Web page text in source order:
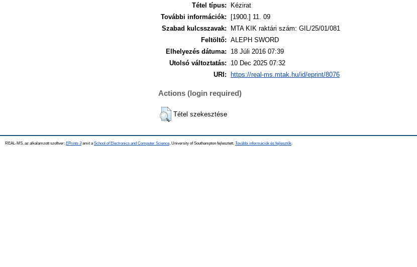
Tétel típus:
Kézirat
További információk:
[1900.] 11. 09
Szabad kulcsszavak:
MTA KIK raktári szám: GIL/25/01/081
Feltöltő: ALEPH SWORD
Elhelyezés dátuma:
18 Júli 2016 07:39
Utolsó változtatás:
10 Dec 2025 07:32
URI:
https://real-ms.mtak.hu/id/eprint/8076
Actions (login required)
Tétel szekesztése
REAL-MS, az alkalamzott szoftver: EPrints 3amit a School of Electronics and Computer Science , University of Southampton fejlesztett. További információk és fejlesztők